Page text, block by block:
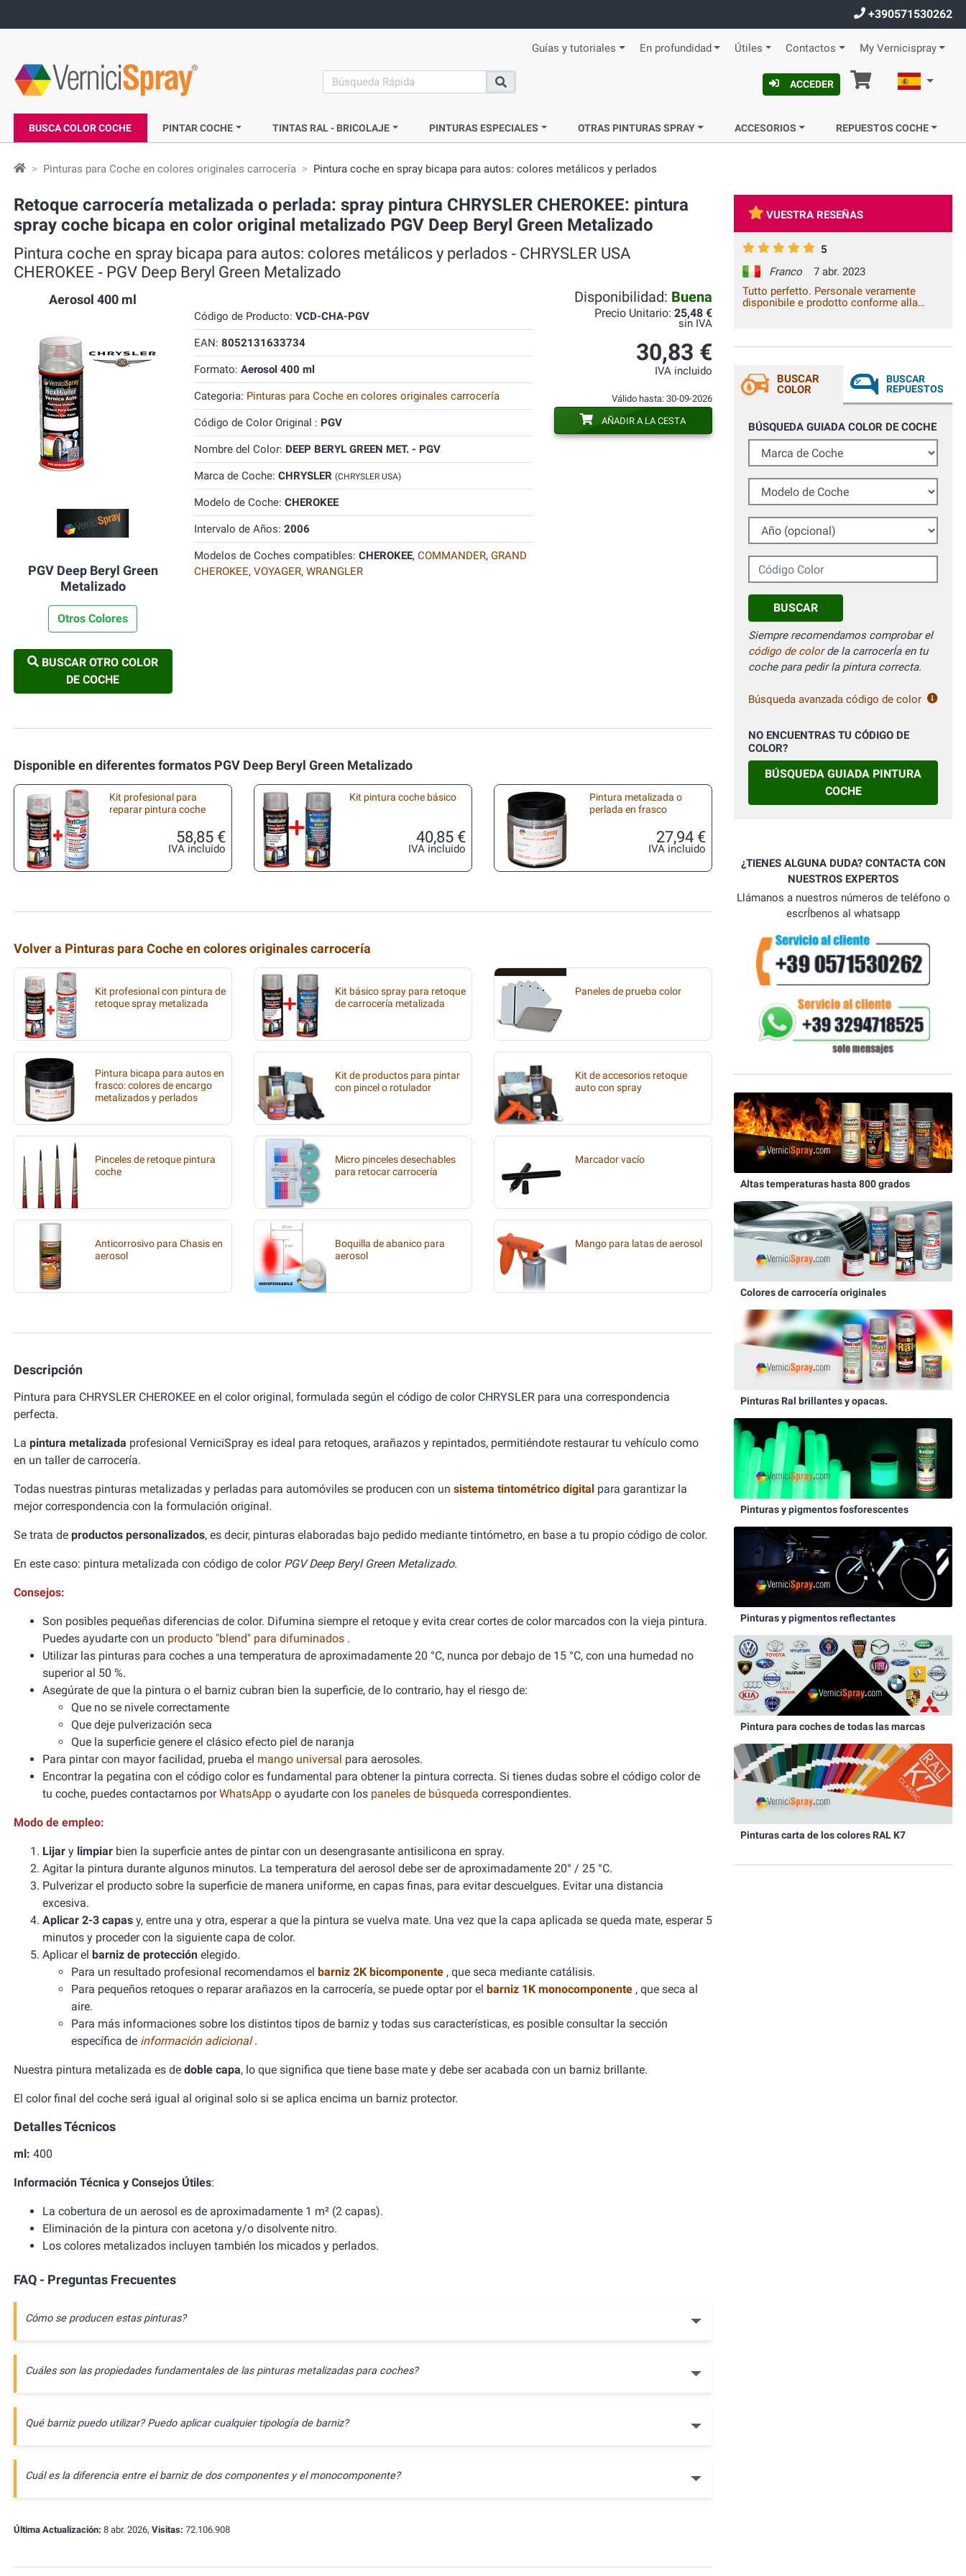
+390571530262
Guías y tutoriales En profundidad Útiles Contactos My Vernicispray
search
Buscar
ACCEDER Cesta Español
BUSCA COLOR COCHE PINTAR COCHE TINTAS RAL - BRICOLAJE PINTURAS ESPECIALES OTRAS PINTURAS SPRAY ACCESORIOS REPUESTOS COCHE
Pinturas para Coche en colores originales carrocería Pintura coche en spray bicapa para autos: colores metálicos y perlados
Retoque carrocería metalizada o perlada: spray pintura CHRYSLER CHEROKEE: pintura
spray coche bicapa en color original metalizado PGV Deep Beryl Green Metalizado
Pintura coche en spray bicapa para autos: colores metálicos y perlados ‐ CHRYSLER USA
CHEROKEE ‐ PGV Deep Beryl Green Metalizado
Aerosol 400 ml
PGV Deep Beryl Green
Metalizado
Otros Colores
BUSCAR OTRO COLOR
DE COCHE
Código de Producto: VCD-CHA-PGV
EAN: 8052131633734
Formato: Aerosol 400 ml
Categoria: Pinturas para Coche en colores originales carrocería
Código de Color Original : PGV
Nombre del Color: DEEP BERYL GREEN MET. - PGV
Marca de Coche: CHRYSLER (CHRYSLER USA)
Modelo de Coche: CHEROKEE
Intervalo de Años: 2006
Modelos de Coches compatibles: CHEROKEE, COMMANDER, GRAND
CHEROKEE, VOYAGER, WRANGLER
Disponibilidad: Buena
Precio Unitario: 25,48 €
sin IVA
30,83 €
IVA incluido
Válido hasta: 30-09-2026
AÑADIR A LA CESTA
Disponible en diferentes formatos PGV Deep Beryl Green Metalizado
Kit profesional para
reparar pintura coche
58,85 €
IVA incluido
Kit pintura coche básico
40,85 €
IVA incluido
Pintura metalizada o
perlada en frasco
27,94 €
IVA incluido
Volver a Pinturas para Coche en colores originales carrocería
Kit profesional con pintura de
retoque spray metalizada
Kit básico spray para retoque
de carrocería metalizada
Paneles de prueba color
Pintura bicapa para autos en
frasco: colores de encargo
metalizados y perlados
Kit de productos para pintar
con pincel o rotulador
Kit de accesorios retoque
auto con spray
Pinceles de retoque pintura
coche
Micro pinceles desechables
para retocar carrocería
Marcador vacío
Anticorrosivo para Chasis en
aerosol
Boquilla de abanico para
aerosol
Mango para latas de aerosol
Descripción
Pintura para CHRYSLER CHEROKEE en el color original, formulada según el código de color CHRYSLER para una correspondencia
perfecta.
La pintura metalizada profesional VerniciSpray es ideal para retoques, arañazos y repintados, permitiéndote restaurar tu vehículo como
en un taller de carrocería.
Todas nuestras pinturas metalizadas y perladas para automóviles se producen con un sistema tintométrico digital para garantizar la
mejor correspondencia con la formulación original.
Se trata de productos personalizados, es decir, pinturas elaboradas bajo pedido mediante tintómetro, en base a tu propio código de color.
En este caso: pintura metalizada con código de color PGV Deep Beryl Green Metalizado.
Consejos:
Son posibles pequeñas diferencias de color. Difumina siempre el retoque y evita crear cortes de color marcados con la vieja pintura.
Puedes ayudarte con un producto "blend" para difuminados .
Utilizar las pinturas para coches a una temperatura de aproximadamente 20 °C, nunca por debajo de 15 °C, con una humedad no
superior al 50 %.
Asegúrate de que la pintura o el barniz cubran bien la superficie, de lo contrario, hay el riesgo de:
Que no se nivele correctamente
Que deje pulverización seca
Que la superficie genere el clásico efecto piel de naranja
Para pintar con mayor facilidad, prueba el mango universal para aerosoles.
Encontrar la pegatina con el código color es fundamental para obtener la pintura correcta. Si tienes dudas sobre el código color de
tu coche, puedes contactarnos porWhatsApp o ayudarte con los paneles de búsqueda correspondientes.
Modo de empleo:
Lijar y limpiar bien la superficie antes de pintar con un desengrasante antisilicona en spray.
Agitar la pintura durante algunos minutos. La temperatura del aerosol debe ser de aproximadamente 20° / 25 °C.
Pulverizar el producto sobre la superficie de manera uniforme, en capas finas, para evitar descuelgues. Evitar una distancia
excesiva.
Aplicar 2-3 capas y, entre una y otra, esperar a que la pintura se vuelva mate. Una vez que la capa aplicada se queda mate, esperar 5
minutos y proceder con la siguiente capa de color.
Aplicar el barniz de protección elegido.
Para un resultado profesional recomendamos el barniz 2K bicomponente , que seca mediante catálisis.
Para pequeños retoques o reparar arañazos en la carrocería, se puede optar por el barniz 1K monocomponente , que seca al
aire.
Para más informaciones sobre los distintos tipos de barniz y todas sus características, es posible consultar la sección
específica de información adicional.
Nuestra pintura metalizada es de doble capa, lo que significa que tiene base mate y debe ser acabada con un barniz brillante.
El color final del coche será igual al original solo si se aplica encima un barniz protector.
Detalles Técnicos
ml: 400
Información Técnica y Consejos Útiles:
La cobertura de un aerosol es de aproximadamente 1 m² (2 capas).
Eliminación de la pintura con acetona y/o disolvente nitro.
Los colores metalizados incluyen también los micados y perlados.
FAQ - Preguntas Frecuentes
Cómo se producen estas pinturas?
Cuáles son las propiedades fundamentales de las pinturas metalizadas para coches?
Qué barniz puedo utilizar? Puedo aplicar cualquier tipología de barniz?
Cuál es la diferencia entre el barniz de dos componentes y el monocomponente?
Última Actualización: 8 abr. 2026, Visitas: 72.106.908
VUESTRA RESEÑAS
5
Franco
7 abr. 2023
Tutto perfetto. Personale veramente
disponibile e prodotto conforme alla
BUSCAR
COLOR
BUSCAR
REPUESTOS
BÚSQUEDA GUIADA COLOR DE COCHE
Marca de Coche
Modelo de Coche
Año (opcional)
Código Color
BUSCAR
Siempre recomendamos comprobar el
código de colorde la carrocerÍa en tu
coche para pedir la pintura correcta.
Búsqueda avanzada código de color
NO ENCUENTRAS TU CÓDIGO DE
COLOR?
BÚSQUEDA GUIADA PINTURA
COCHE
¿TIENES ALGUNA DUDA? CONTACTA CON
NUESTROS EXPERTOS
Llámanos a nuestros números de teléfono o
escrÍbenos al whatsapp
Altas temperaturas hasta 800 grados
Colores de carrocería originales
Pinturas Ral brillantes y opacas.
Pinturas y pigmentos fosforescentes
Pinturas y pigmentos reflectantes
Pintura para coches de todas las marcas
Pinturas carta de los colores RAL K7